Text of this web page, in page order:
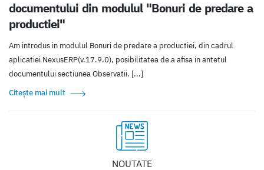
documentului din modulul "Bonuri de predare a
productiei"
Am introdus in modulul Bonuri de predare a productiei, din cadrul
aplicatiei NexusERP(v.17.9.0), posibilitatea de a afisa in antetul
documentului sectiunea Observatii. [...]
Citește mai mult
NOUTATE